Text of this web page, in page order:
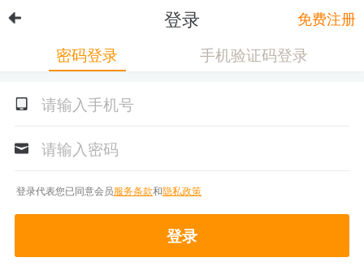
登录 免费注册
密码登录 手机验证码登录
登录代表您已同意会员服务条款和隐私政策
登录